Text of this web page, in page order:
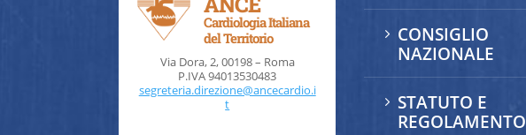
Cardiologia Italiana
del Territorio
Via Dora, 2, 00198 – Roma
P.IVA 94013530483
segreteria.direzione@ancecardio.i
t
5 CONSIGLIO
NAZIONALE
5 STATUTO E
REGOLAMENTO